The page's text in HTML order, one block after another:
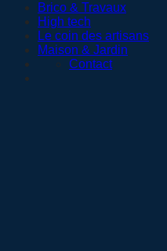
Brico & Travaux
High tech
Le coin des artisans
Maison & Jardin
Contact